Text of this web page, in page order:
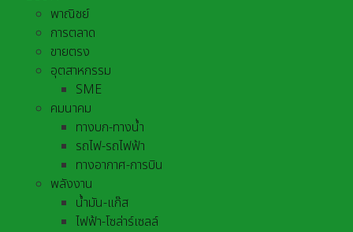
พาณิชย์
การตลาด
ขายตรง
อุตสาหกรรม
SME
คมนาคม
ทางบก-ทางน้ำ
รถไฟ-รถไฟฟ้า
ทางอากาศ-การบิน
พลังงาน
น้ำมัน-แก๊ส
ไฟฟ้า-โซล่าร์เซลล์